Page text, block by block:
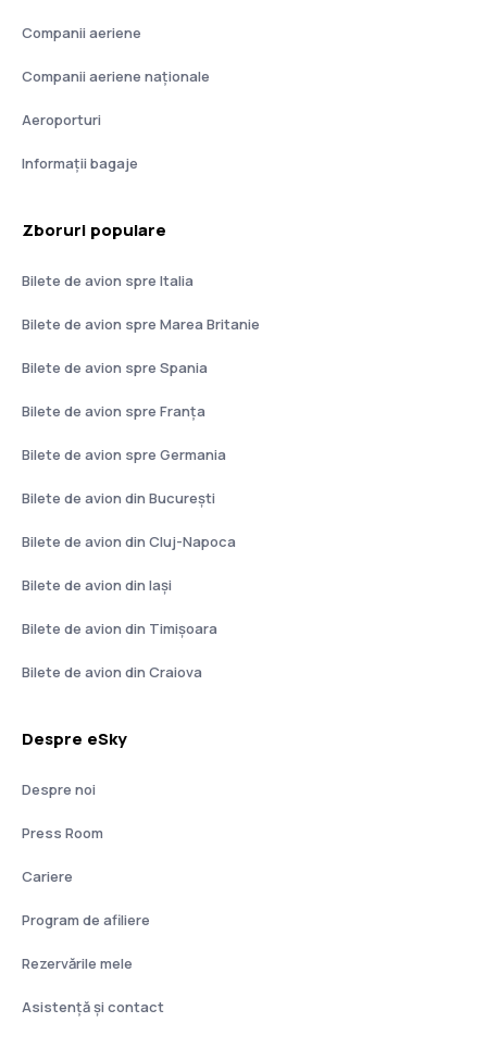
Companii aeriene
Companii aeriene naţionale
Aeroporturi
Informații bagaje
Zboruri populare
Bilete de avion spre Italia
Bilete de avion spre Marea Britanie
Bilete de avion spre Spania
Bilete de avion spre Franţa
Bilete de avion spre Germania
Bilete de avion din București
Bilete de avion din Cluj-Napoca
Bilete de avion din Iași
Bilete de avion din Timișoara
Bilete de avion din Craiova
Despre eSky
Despre noi
Press Room
Cariere
Program de afiliere
Rezervările mele
Asistenţă şi contact